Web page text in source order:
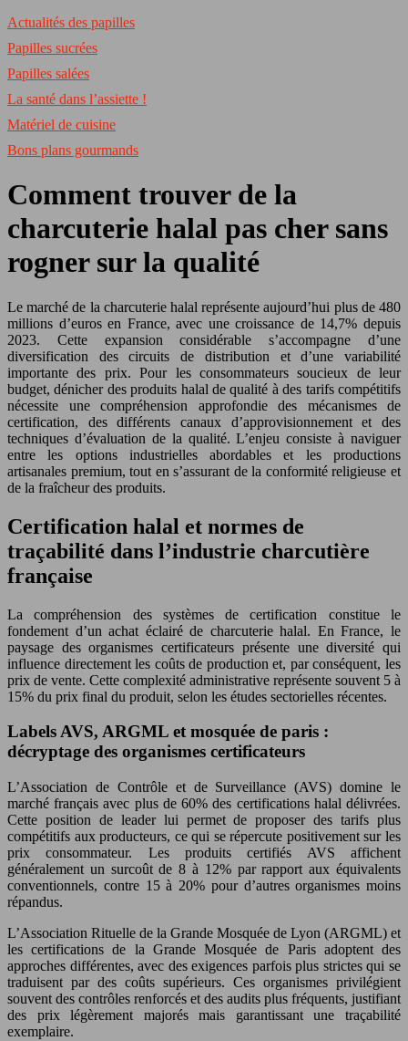
Actualités des papilles
Papilles sucrées
Papilles salées
La santé dans l’assiette !
Matériel de cuisine
Bons plans gourmands
Comment trouver de la
charcuterie halal pas cher sans
rogner sur la qualité
Le marché de la charcuterie halal représente aujourd’hui plus de 480
millions d’euros en France, avec une croissance de 14,7% depuis
2023. Cette expansion considérable s’accompagne d’une
diversification des circuits de distribution et d’une variabilité
importante des prix. Pour les consommateurs soucieux de leur
budget, dénicher des produits halal de qualité à des tarifs compétitifs
nécessite une compréhension approfondie des mécanismes de
certification, des différents canaux d’approvisionnement et des
techniques d’évaluation de la qualité. L’enjeu consiste à naviguer
entre les options industrielles abordables et les productions
artisanales premium, tout en s’assurant de la conformité religieuse et
de la fraîcheur des produits.
Certification halal et normes de
traçabilité dans l’industrie charcutière
française
La compréhension des systèmes de certification constitue le
fondement d’un achat éclairé de charcuterie halal. En France, le
paysage des organismes certificateurs présente une diversité qui
influence directement les coûts de production et, par conséquent, les
prix de vente. Cette complexité administrative représente souvent 5 à
15% du prix final du produit, selon les études sectorielles récentes.
Labels AVS, ARGML et mosquée de paris :
décryptage des organismes certificateurs
L’Association de Contrôle et de Surveillance (AVS) domine le
marché français avec plus de 60% des certifications halal délivrées.
Cette position de leader lui permet de proposer des tarifs plus
compétitifs aux producteurs, ce qui se répercute positivement sur les
prix consommateur. Les produits certifiés AVS affichent
généralement un surcoût de 8 à 12% par rapport aux équivalents
conventionnels, contre 15 à 20% pour d’autres organismes moins
répandus.
L’Association Rituelle de la Grande Mosquée de Lyon (ARGML) et
les certifications de la Grande Mosquée de Paris adoptent des
approches différentes, avec des exigences parfois plus strictes qui se
traduisent par des coûts supérieurs. Ces organismes privilégient
souvent des contrôles renforcés et des audits plus fréquents, justifiant
des prix légèrement majorés mais garantissant une traçabilité
exemplaire.